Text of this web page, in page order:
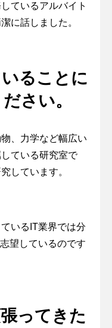
ているアルバイト
に話しました。
ることに
さい。
、力学など幅広い
ている研究室で
しています。
いるIT業界では分
望しているのです
ってきた